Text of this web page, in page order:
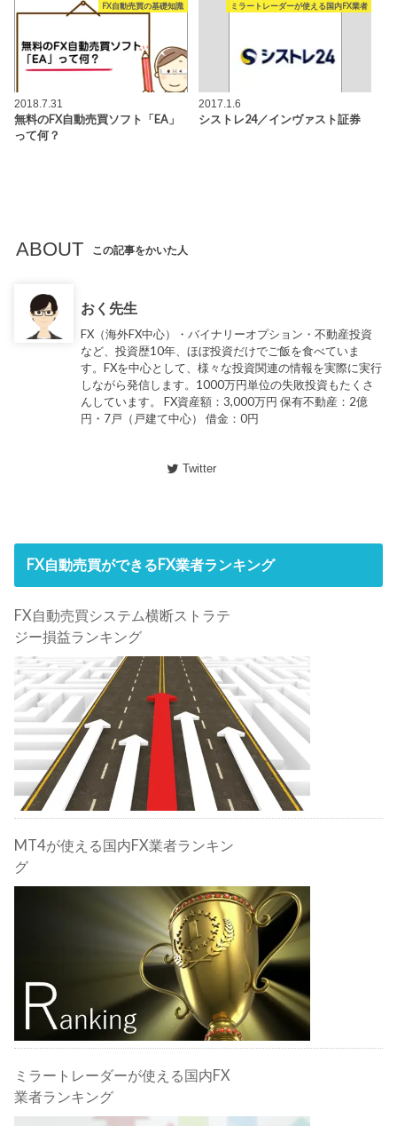
FX自動売買の基礎知識
2018.7.31
無料のFX自動売買ソフト「EA」
って何？
ミラートレーダーが使える国内FX業者
2017.1.6
シストレ24／インヴァスト証券
ABOUT この記事をかいた人
おく先生
FX（海外FX中心）・バイナリーオプション・不動産投資
など、投資歴10年、ほぼ投資だけでご飯を食べていま
す。FXを中心として、様々な投資関連の情報を実際に実行
しながら発信します。1000万円単位の失敗投資もたくさ
んしています。 FX資産額：3,000万円 保有不動産：2億
円・7戸（戸建て中心） 借金：0円
Twitter
FX自動売買ができるFX業者ランキング
FX自動売買システム横断ストラテ
ジー損益ランキング
MT4が使える国内FX業者ランキン
グ
ミラートレーダーが使える国内FX
業者ランキング